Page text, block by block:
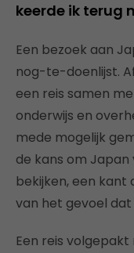
keerde ik terug
Een bezoek aan
nog-te-doenlijst.
een reis samen
onderwijs en
mede mogelijk
de kans om Japan
bekijken, een kant
van het gevoel
Een reis